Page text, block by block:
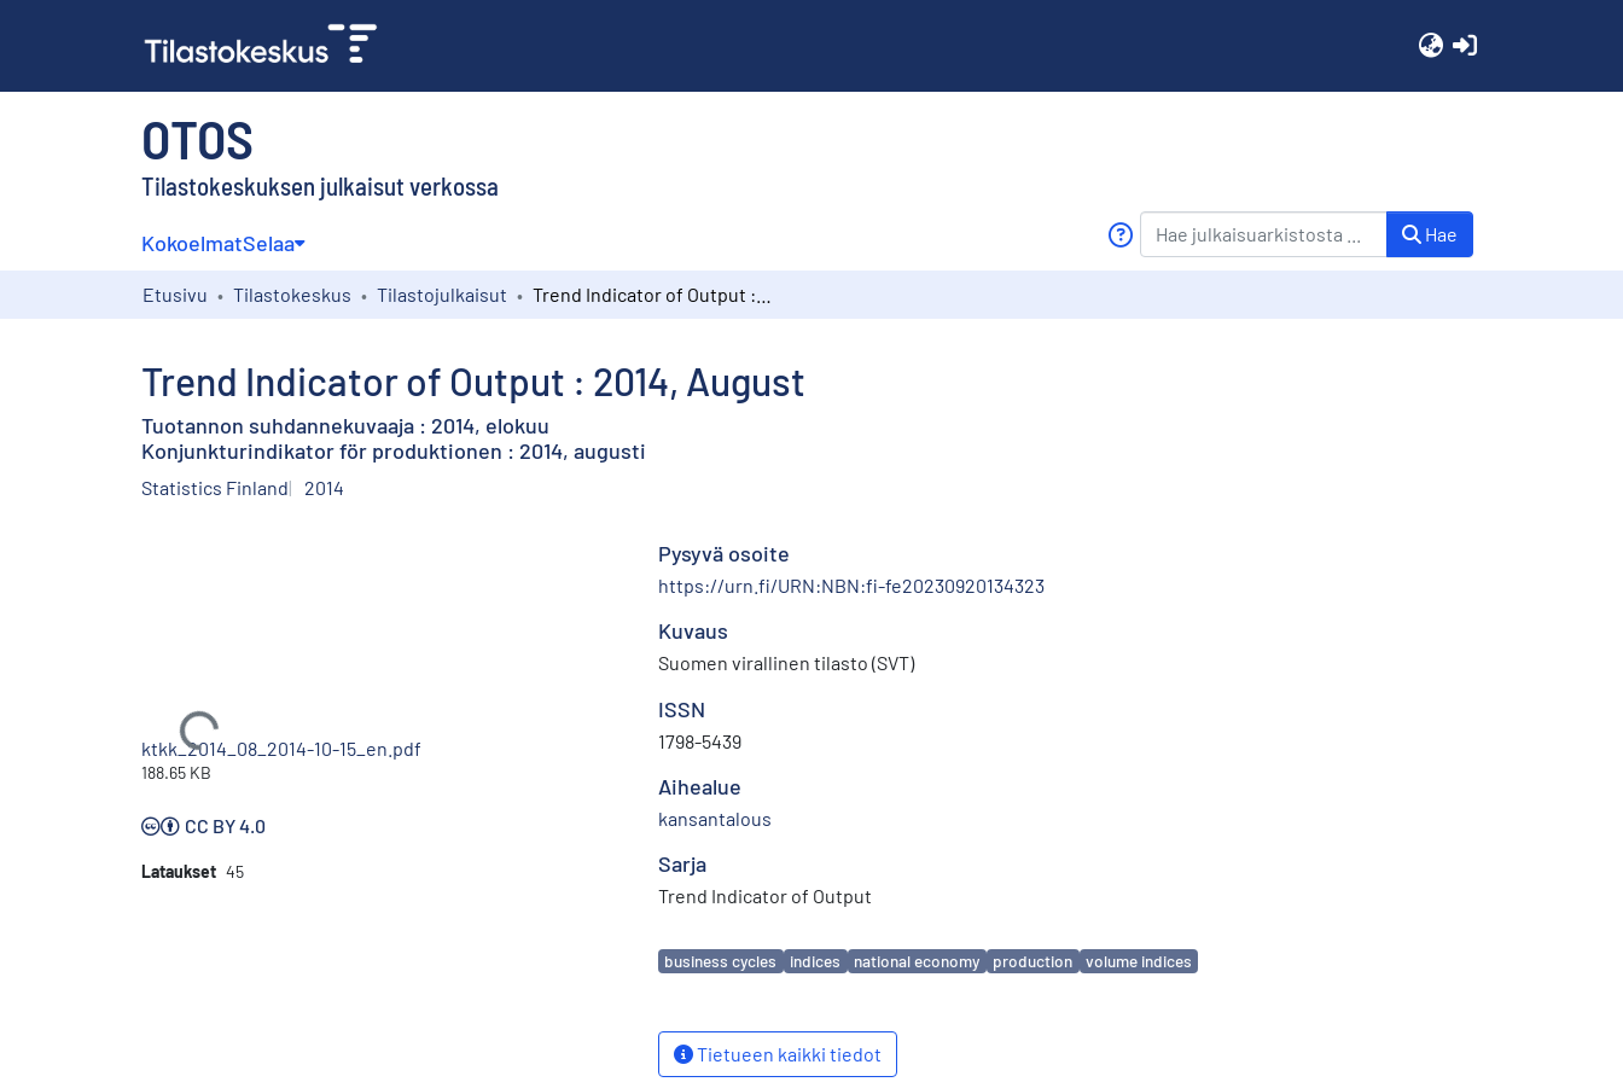
OTOS
Tilastokeskuksen julkaisut verkossa
KokoelmatSelaa Hae
Etusivu Tilastokeskus Tilastojulkaisut
Trend Indicator of Output : 2014, August
Tuotannon suhdannekuvaaja : 2014, elokuu
Konjunkturindikator för produktionen : 2014, augusti
Statistics Finland 2014
Ladataan...
ktkk_2014_08_2014-10-15_en.pdf
188.65 KB
CC BY 4.0
Lataukset 45
Pysyvä osoite
https://urn.fi/URN:NBN:fi-fe20230920134323
Kuvaus
Suomen virallinen tilasto (SVT)
ISSN
1798-5439
Aihealue
kansantalous
Sarja
Trend Indicator of Output
Avainsanat
business cycles indices national economy production volume indices
Tietueen kaikki tiedot